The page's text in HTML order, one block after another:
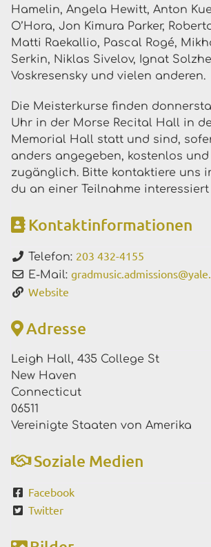
Hamelin, Angela Hewitt, Anton
O’Hora, Jon Kimura Parker,
Matti Raekallio, Pascal Rogé,
Serkin, Niklas Sivelov, Ignat
Voskresensky und vielen anderen.
Die Meisterkurse finden
Uhr in der Morse Recital Hall in
Memorial Hall statt und sind,
anders angegeben, kostenlos
zugänglich. Bitte kontaktiere uns
du an einer Teilnahme interessiert
Kontaktinformationen
Telefon: 203 432-4155
E-Mail: gradmusic.admissions@
Website
Adresse
Leigh Hall, 435 College St
New Haven
Connecticut
06511
Vereinigte Staaten von Amerika
Soziale Medien
Facebook
Twitter